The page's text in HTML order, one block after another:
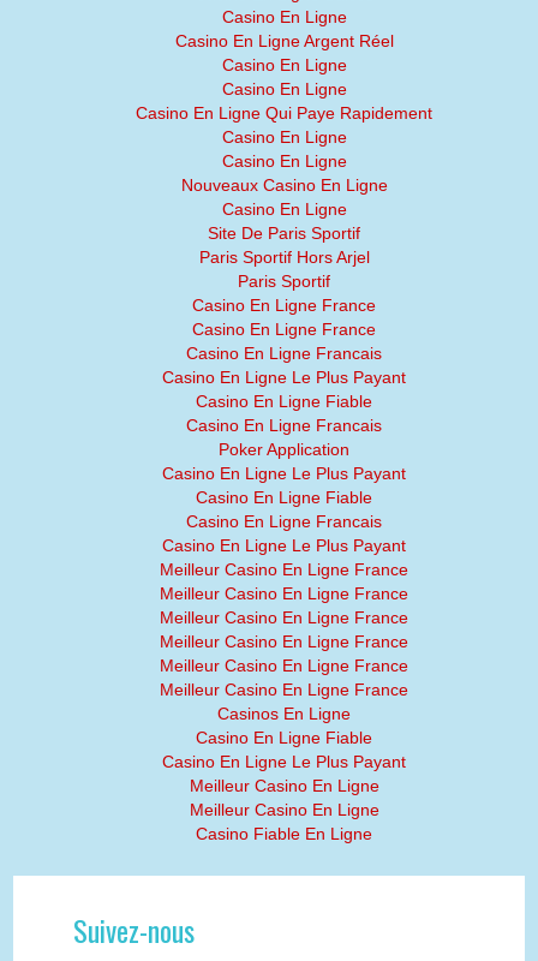
Casino En Ligne
Casino En Ligne Argent Réel
Casino En Ligne
Casino En Ligne
Casino En Ligne Qui Paye Rapidement
Casino En Ligne
Casino En Ligne
Nouveaux Casino En Ligne
Casino En Ligne
Site De Paris Sportif
Paris Sportif Hors Arjel
Paris Sportif
Casino En Ligne France
Casino En Ligne France
Casino En Ligne Francais
Casino En Ligne Le Plus Payant
Casino En Ligne Fiable
Casino En Ligne Francais
Poker Application
Casino En Ligne Le Plus Payant
Casino En Ligne Fiable
Casino En Ligne Francais
Casino En Ligne Le Plus Payant
Meilleur Casino En Ligne France
Meilleur Casino En Ligne France
Meilleur Casino En Ligne France
Meilleur Casino En Ligne France
Meilleur Casino En Ligne France
Meilleur Casino En Ligne France
Casinos En Ligne
Casino En Ligne Fiable
Casino En Ligne Le Plus Payant
Meilleur Casino En Ligne
Meilleur Casino En Ligne
Casino Fiable En Ligne
Suivez-nous